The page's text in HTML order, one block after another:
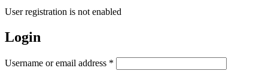
User registration is not enabled
Login
Username or email address *